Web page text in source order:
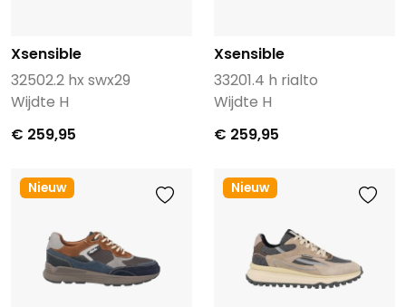
Xsensible
32502.2 hx swx29
Wijdte H
€ 259,95
Xsensible
33201.4 h rialto
Wijdte H
€ 259,95
Nieuw Nieuw